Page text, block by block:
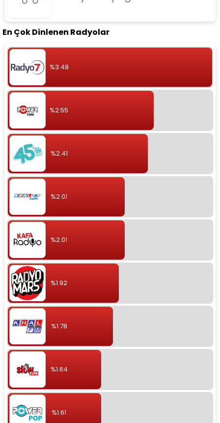
En Çok Dinlenen Radyolar
%3.48
%2.55
%2.41
%2.01
%2.01
%1.92
%1.78
%1.64
%1.61